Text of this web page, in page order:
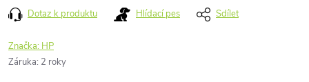
Dotaz k produktu Hlídací pes Sdílet
Značka: HP
Záruka: 2 roky